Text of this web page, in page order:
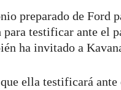
preparado de Ford
testificar ante el
ha invitado a
ella testificará